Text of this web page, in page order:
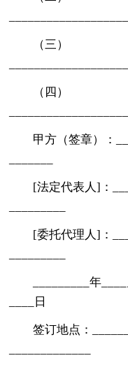
（三）
（四）
甲方（签章）：
[法定代表人]：
[委托代理人]：
_________年
____日
签订地点：